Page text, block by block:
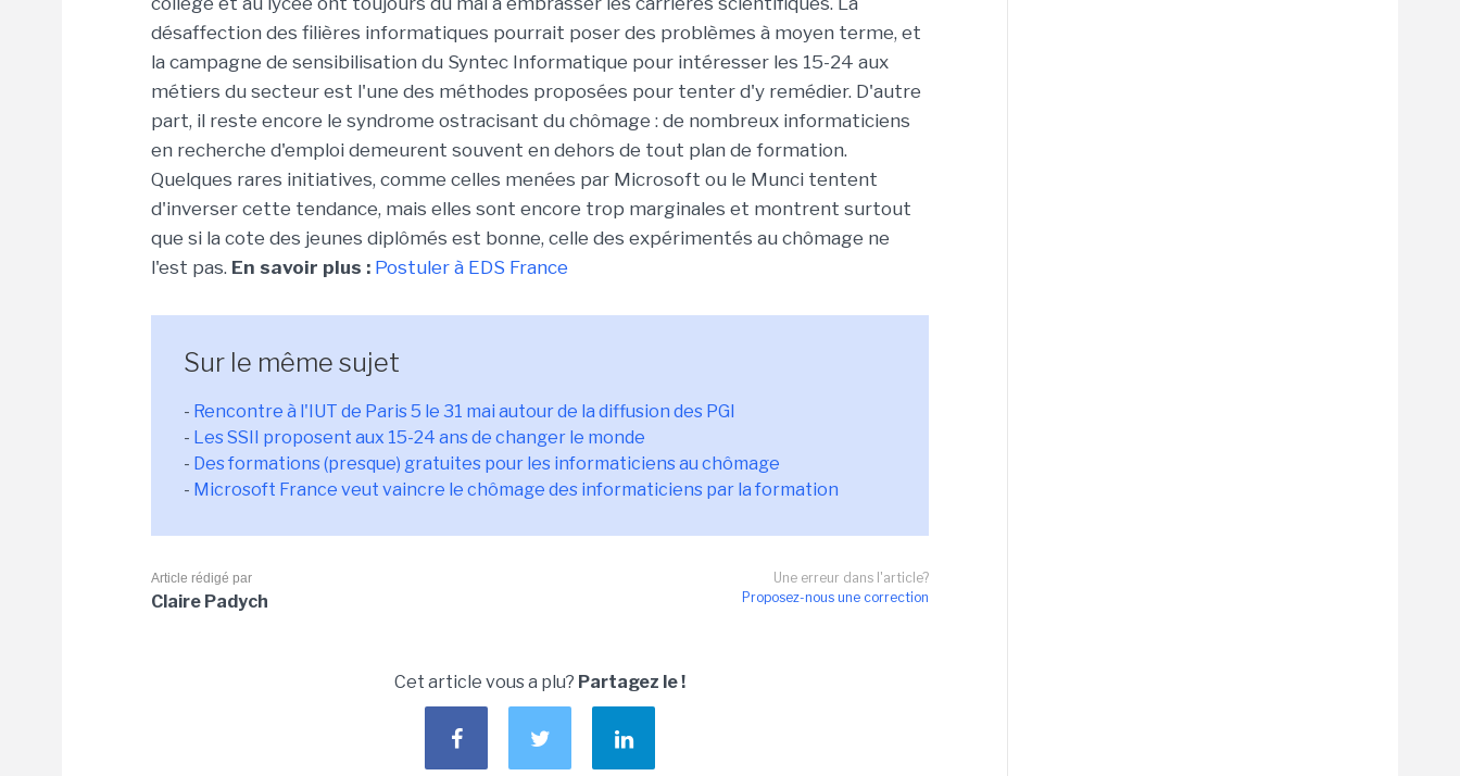
désaffection des filières informatiques pourrait poser des problèmes à moyen terme, et
la campagne de sensibilisation du Syntec Informatique pour intéresser les 15-24 aux
métiers du secteur est l'une des méthodes proposées pour tenter d'y remédier. D'autre
part, il reste encore le syndrome ostracisant du chômage : de nombreux informaticiens
en recherche d'emploi demeurent souvent en dehors de tout plan de formation.
Quelques rares initiatives, comme celles menées par Microsoft ou le Munci tentent
d'inverser cette tendance, mais elles sont encore trop marginales et montrent surtout
que si la cote des jeunes diplômés est bonne, celle des expérimentés au chômage ne
l'est pas. En savoir plus : Postuler à EDS France
Sur le même sujet
- Rencontre à l'IUT de Paris 5 le 31 mai autour de la diffusion des PGI
- Les SSII proposent aux 15-24 ans de changer le monde
- Des formations (presque) gratuites pour les informaticiens au chômage
- Microsoft France veut vaincre le chômage des informaticiens par la formation
Une erreur dans l'article?
Proposez-nous une correction
Article rédigé par
Claire Padych
Cet article vous a plu? Partagez le !